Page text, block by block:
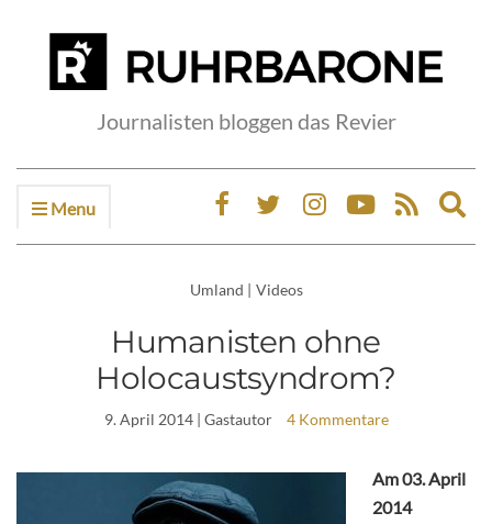
Journalisten bloggen das Revier
Menu
Umland | Videos
Humanisten ohne
Holocaustsyndrom?
9. April 2014| Gastautor 4 Kommentare
Am 03. April
2014